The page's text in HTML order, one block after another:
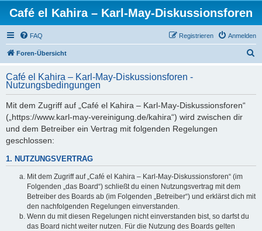
Café el Kahira – Karl-May-Diskussionsforen
FAQ Anmelden
Registrieren
Foren-Übersicht
h
Café el Kahira – Karl-May-Diskussionsforen -
Nutzungsbedingungen
Mit dem Zugriff auf „Café el Kahira – Karl-May-Diskussionsforen“
(„https://www.karl-may-vereinigung.de/kahira“) wird zwischen dir
und dem Betreiber ein Vertrag mit folgenden Regelungen
geschlossen:
1. NUTZUNGSVERTRAG
Mit dem Zugriff auf „Café el Kahira – Karl-May-Diskussionsforen“ (im
Folgenden „das Board“) schließt du einen Nutzungsvertrag mit dem
Betreiber des Boards ab (im Folgenden „Betreiber“) und erklärst dich mit
den nachfolgenden Regelungen einverstanden.
Wenn du mit diesen Regelungen nicht einverstanden bist, so darfst du
das Board nicht weiter nutzen. Für die Nutzung des Boards gelten